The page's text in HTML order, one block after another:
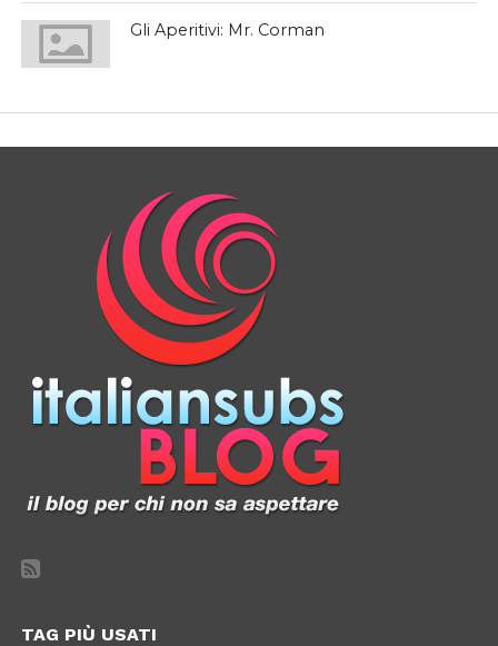
Gli Aperitivi: Mr. Corman
TAG PIÙ USATI